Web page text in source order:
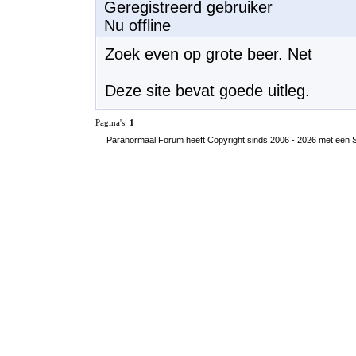
Geregistreerd gebruiker
Nu offline
Zoek even op grote beer. Net
Deze site bevat goede uitleg.
Pagina's: 1
Paranormaal Forum heeft Copyright sinds 2006 - 2026 met een